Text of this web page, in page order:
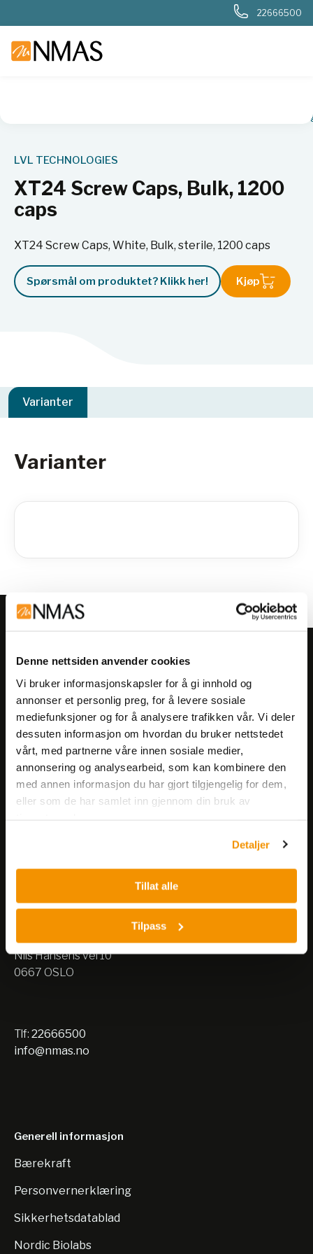
Denne nettsiden anvender cookies
Vi bruker informasjonskapsler for å gi innhold og
annonser et personlig preg, for å levere sosiale
mediefunksjoner og for å analysere trafikken vår. Vi deler
dessuten informasjon om hvordan du bruker nettstedet
vårt, med partnerne våre innen sosiale medier,
annonsering og analysearbeid, som kan kombinere den
med annen informasjon du har gjort tilgjengelig for dem,
eller som de har samlet inn gjennom din bruk av
Detaljer
Tillat alle
Tilpass
22666500
2D-rør
LVL TECHNOLOGIES
XT24 Screw Caps, Bulk, 1200
caps
XT24 Screw Caps, White, Bulk, sterile, 1200 caps
Spørsmål om produktet? Klikk her! Kjøp
Varianter
Varianter
Meld deg på vårt nyhetsbrev!
Få informasjon om produkter,
arrangementer og kampanjer.
Meld på nyhetsbrev
Nils Hansens vei 8
Lager:
Nils Hansens vei 10
0667 OSLO
Tlf: 22666500
info@nmas.no
Generell informasjon
Bærekraft
Personvernerklæring
Sikkerhetsdatablad
Nordic Biolabs